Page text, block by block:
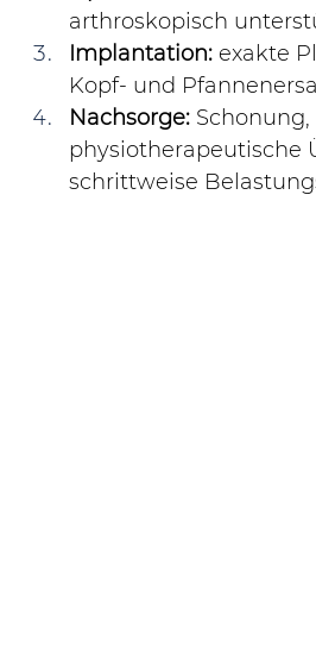
arthroskopisch
Implantation: exakte
Kopf- und
Nachsorge: Schonung,
physiotherapeutische
schrittweise